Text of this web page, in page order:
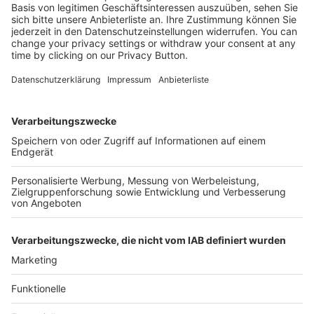
Kostenlose Rücksendung bis zu 14 Tage nach
Bestelleingang (innerhalb Deutschlands).
Versandkosten.
Der Bestellprozess ist mit Hilfe eines SSL-
SERVICE HOTLINE
SHOP SERVICE